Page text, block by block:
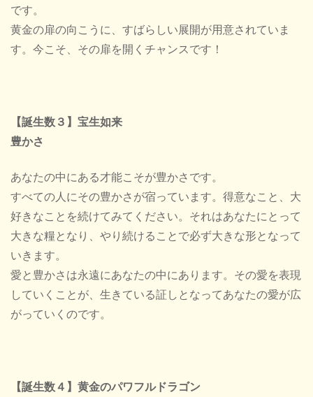
です。
黄金の扉の向こうに、すばらしい展開が用意されていま
す。今こそ、その扉を開くチャンスです！
【誕生数３】宝生如来
豊かさ
あなたの中にある才能こそが豊かさです。
すべての人にその豊かさが宿っています。得意なこと、大
好きなことを続けてみてください。それはあなたにとって
大きな糧となり、やり続けることで必ず大きな形となって
いきます。
愛と豊かさは永遠にあなたの中にあります。その愛を表現
していくことが、生きている証しとなってあなたの愛が広
がっていくのです。
【誕生数４】黄金のパワフルドラゴン